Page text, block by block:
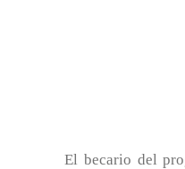
El becario del